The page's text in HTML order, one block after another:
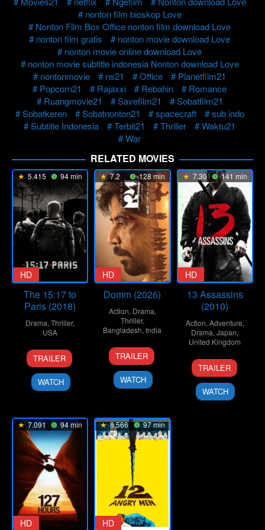
nonton film bioskop Love
Nonton Film Box Office nonton film download Love
nonton film gratis
nonton movie download Love
nonton movie online download Love
nonton movie subtitle indonesia Nonton download Love
nontonmovie
ns21 Office
Planetfilm21
Popcorn21
Rajaxxi Rebahin
Romance
Ruangmovie21
Savefilm21
Sobatfilm21
Sobatkeren
Sobatnonton21 spacecraft
sub indo
Subtitle Indonesia
Terbit21 Thriller
Waktu21
War
RELATED MOVIES
5.415 94 min
HD
The 15:17 to
Paris (2018)
Drama,Thriller,
USA
7
Feb
2018
Clint
Eastwood
TRAILER
WATCH
7.2 128 min
HD
Domm (2026)
Action, Drama,
Thriller,
Bangladesh, India
21
Mar
2026
Redoan
Rony
TRAILER
WATCH
7.301 141 min
HD
13 Assassins
(2010)
Action, Adventure,
Drama,Japan,
United Kingdom
25
Sep
2010
Takashi
Miike
TRAILER
WATCH
7.091 94 min
HD
8.566 97 min
HD